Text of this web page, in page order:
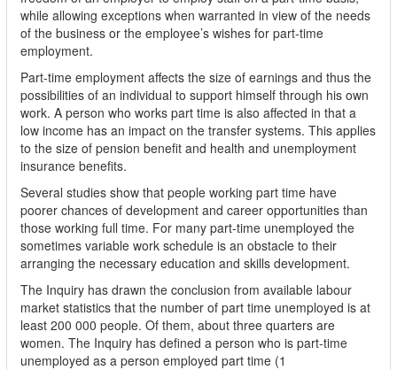
while allowing exceptions when warranted in view of the needs
of the business or the employee’s wishes for part-time
employment.
Part-time employment affects the size of earnings and thus the
possibilities of an individual to support himself through his own
work. A person who works part time is also affected in that a
low income has an impact on the transfer systems. This applies
to the size of pension benefit and health and unemployment
insurance benefits.
Several studies show that people working part time have
poorer chances of development and career opportunities than
those working full time. For many part-time unemployed the
sometimes variable work schedule is an obstacle to their
arranging the necessary education and skills development.
The Inquiry has drawn the conclusion from available labour
market statistics that the number of part time unemployed is at
least 200 000 people. Of them, about three quarters are
women. The Inquiry has defined a person who is part-time
unemployed as a person employed part time (1